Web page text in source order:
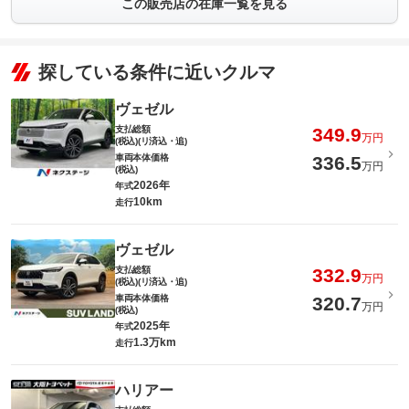
この販売店の在庫一覧を見る
探している条件に近いクルマ
ヴェゼル
支払総額
(税込)(リ済込・追)
349.9万円
車両本体価格
(税込)
336.5万円
年式2026年
走行10km
ヴェゼル
支払総額
(税込)(リ済込・追)
332.9万円
車両本体価格
(税込)
320.7万円
年式2025年
走行1.3万km
ハリアー